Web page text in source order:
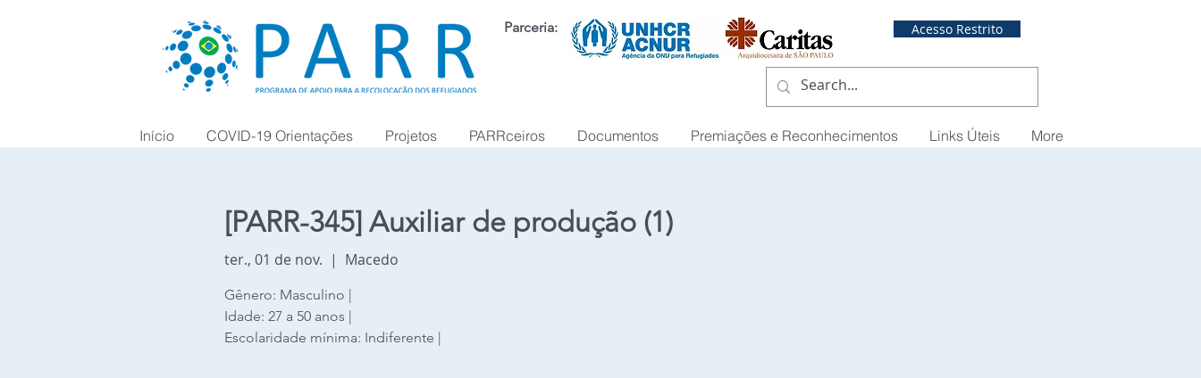
Parceria: Acesso Restrito
Início COVID-19 Orientações Projetos PARRceiros Documentos Premiações e Reconhecimentos Links Úteis More
[PARR-345] Auxiliar de produção (1)
ter., 01 de nov.
  |
Macedo
Gênero: Masculino |
Idade: 27 a 50 anos |
Escolaridade mínima: Indiferente |